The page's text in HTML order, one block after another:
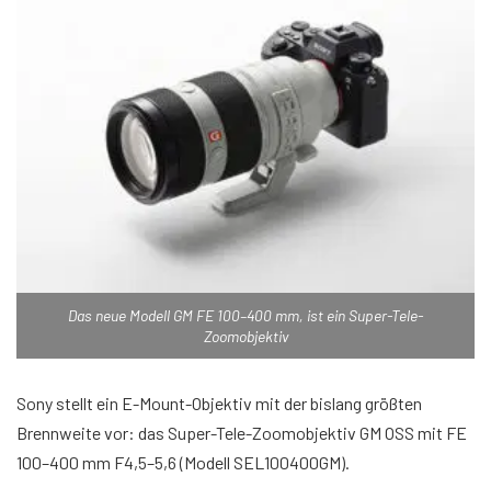
Das neue Modell GM FE 100–400 mm, ist ein Super-Tele-
Zoomobjektiv
Sony stellt ein E-Mount-Objektiv mit der bislang größten
Brennweite vor: das Super-Tele-Zoomobjektiv GM OSS mit FE
100–400 mm F4,5–5,6 (Modell SEL100400GM).